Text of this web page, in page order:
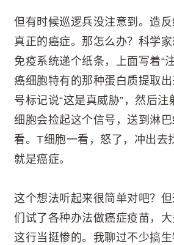
但有时候巡逻兵没注意到。造
真正的癌症。那怎么办？科学
免疫系统递个纸条，上面写着“
癌细胞特有的那种蛋白质提取
号标记说“这是真威胁”，然后
细胞会捡起这个信号，送到淋
看。T细胞一看，怒了，冲出去
就是癌症。
这个想法听起来很简单对吧？
们试了各种办法做癌症疫苗，大
这行当挺惨的。我聊过不少搞